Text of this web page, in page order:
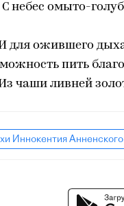
С небес омыто-
для ожившего
пить
чаши ливней
Иннокентия Анненского